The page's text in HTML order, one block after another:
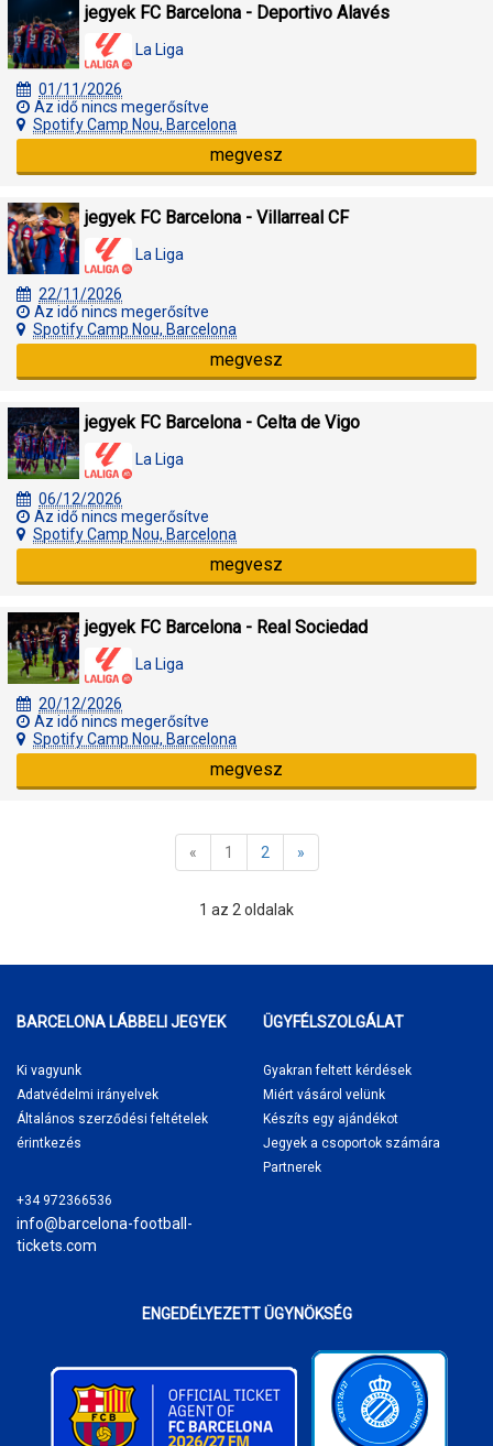
jegyek FC Barcelona - Deportivo Alavés
La Liga
01/11/2026
Az idő nincs megerősítve
Spotify Camp Nou, Barcelona
megvesz
jegyek FC Barcelona - Villarreal CF
La Liga
22/11/2026
Az idő nincs megerősítve
Spotify Camp Nou, Barcelona
megvesz
jegyek FC Barcelona - Celta de Vigo
La Liga
06/12/2026
Az idő nincs megerősítve
Spotify Camp Nou, Barcelona
megvesz
jegyek FC Barcelona - Real Sociedad
La Liga
20/12/2026
Az idő nincs megerősítve
Spotify Camp Nou, Barcelona
megvesz
« 1 2 »
1 az 2 oldalak
BARCELONA LÁBBELI JEGYEK
Ki vagyunk
Adatvédelmi irányelvek
Általános szerződési feltételek
érintkezés
+34 972366536
info@barcelona-football-
tickets.com
ÜGYFÉLSZOLGÁLAT
Gyakran feltett kérdések
Miért vásárol velünk
Készíts egy ajándékot
Jegyek a csoportok számára
Partnerek
ENGEDÉLYEZETT ÜGYNÖKSÉG